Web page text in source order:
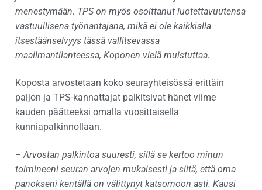
menestymään. TPS on myös osoittanut luotettavuutensa
vastuullisena työnantajana, mikä ei ole kaikkialla
itsestäänselvyys tässä vallitsevassa
maailmantilanteessa, Koponen vielä muistuttaa.
Koposta arvostetaan koko seurayhteisössä erittäin
paljon ja TPS-kannattajat palkitsivat hänet viime
kauden päätteeksi omalla vuosittaisella
kunniapalkinnollaan.
– Arvostan palkintoa suuresti, sillä se kertoo minun
toimineeni seuran arvojen mukaisesti ja siitä, että oma
panokseni kentällä on välittynyt katsomoon asti. Kausi